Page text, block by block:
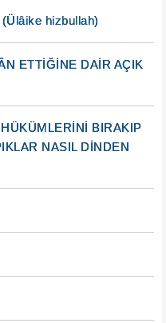
hizbullah)
ETTİĞİNE DAİR AÇIK
BIRAKIP
NASIL DİNDEN